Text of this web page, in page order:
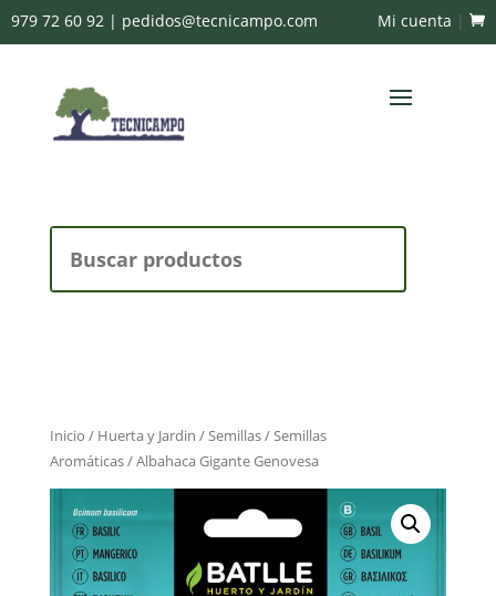
979 72 60 92 | pedidos@tecnicampo.com Mi cuenta |
Inicio / Huerta y Jardin /Semillas/Semillas
Aromáticas/ Albahaca Gigante Genovesa